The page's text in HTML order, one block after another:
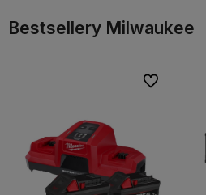
Bestsellery Milwaukee
Do ulubionych